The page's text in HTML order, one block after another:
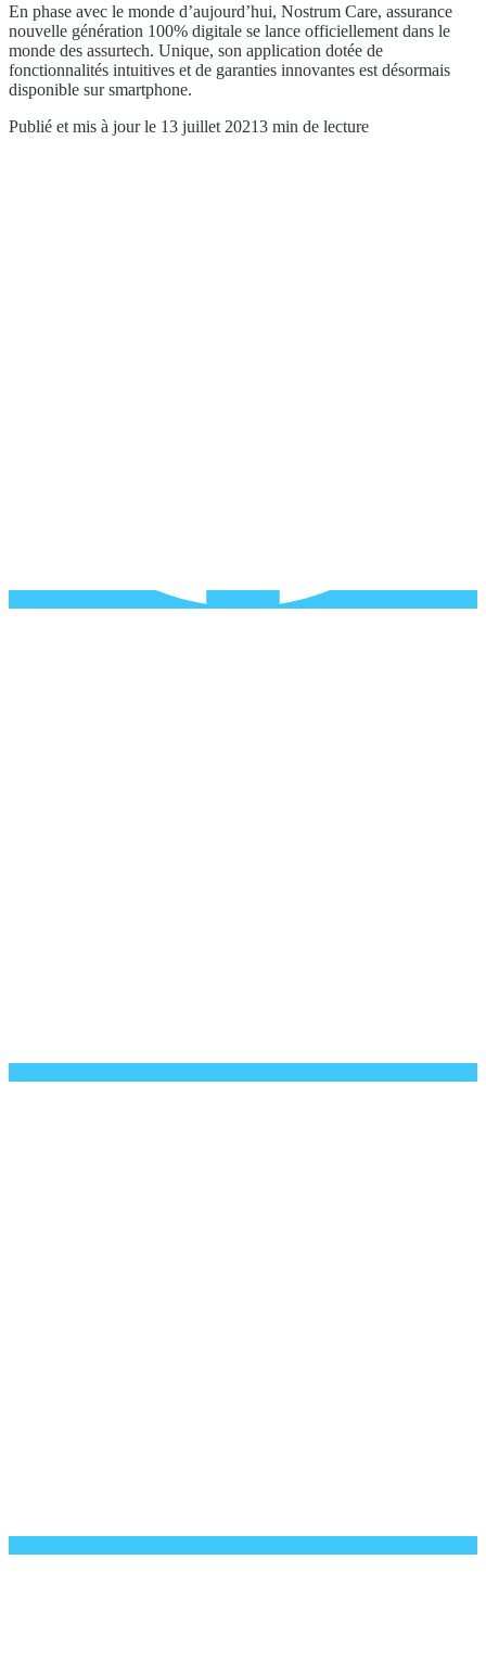
En phase avec le monde d’aujourd’hui, Nostrum Care, assurance
nouvelle génération 100% digitale se lance officiellement dans le
monde des assurtech. Unique, son application dotée de
fonctionnalités intuitives et de garanties innovantes est désormais
disponible sur smartphone.
Publié et mis à jour le 13 juillet 20213 min de lecture